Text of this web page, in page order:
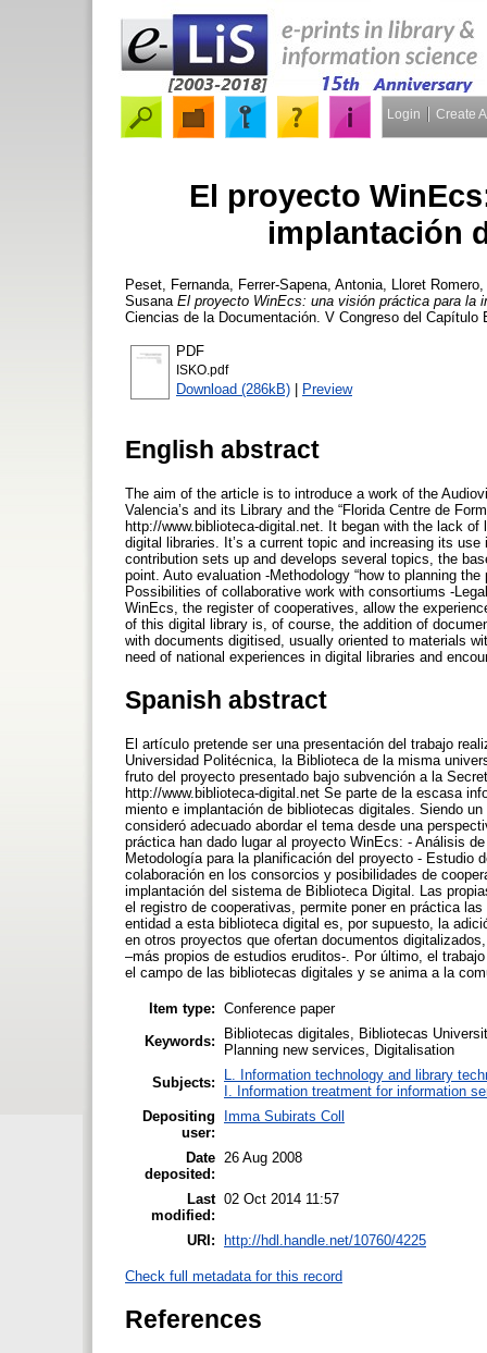
Login Create
El proyecto
implantación
Peset, Fernanda Ferrer-Sapena, Antonia
Lloret
Susana El proyecto WinEcs: una visión práctica para la
Ciencias de la Documentación. V Congreso del
PDF
ISKO.pdf
Download (286kB) | Preview
English abstract
The aim of the article is to introduce a work of the
Valencia’s and its Library and the “Florida Centre de
http://www.biblioteca-digital.net. It began with the lack
digital libraries. It’s a current topic and increasing its
contribution sets up and develops several topics, the
point. Auto evaluation -Methodology “how to planning
Possibilities of collaborative work with consortiums -
WinEcs, the register of cooperatives, allow the
of this digital library is, of course, the addition of
with documents digitised, usually oriented to materials
need of national experiences in digital libraries and
Spanish abstract
El artículo pretende ser una presentación del trabajo
Universidad Politécnica, la Biblioteca de la misma
fruto del proyecto presentado bajo subvención a la
http://www.biblioteca-digital.net Se parte de la escasa
miento e implantación de bibliotecas digitales. Siendo
consideró adecuado abordar el tema desde una
práctica han dado lugar al proyecto WinEcs: - Análisis
Metodología para la planificación del proyecto - Estudio
colaboración en los consorcios y posibilidades de
implantación del sistema de Biblioteca Digital. Las
el registro de cooperativas, permite poner en práctica
entidad a esta biblioteca digital es, por supuesto, la
en otros proyectos que ofertan documentos
–más propios de estudios eruditos-. Por último, el
el campo de las bibliotecas digitales y se anima a la
Item type: Conference paper
Keywords:
Bibliotecas digitales, Bibliotecas
Planning new services, Digitalisation
Subjects:
L. Information technology and library
I. Information treatment for information
Depositing
user:
Imma Subirats Coll
Date
deposited:
26 Aug 2008
Last
modified:
02 Oct 2014 11:57
URI: http://hdl.handle.net/10760/4225
Check full metadata for this record
References